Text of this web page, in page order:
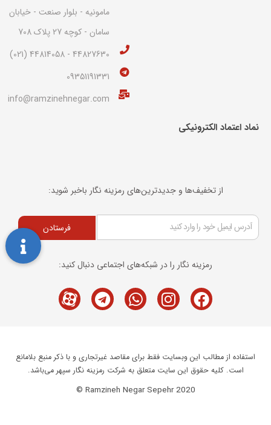
مامونیه - بلوار صنعت - خیابان
سامان - کوچه 27 پلاک 708
44827630 - 44814058 (021)
09351191331
info@ramzinehnegar.com
نماد اعتماد الکترونیکی​
از تخفیف‌ها و جدیدترین‌های رمزینه نگار باخبر شوید:
فرستادن
رمزینه نگار را در شبکه‌های اجتماعی دنبال کنید:
Facebook
Instagram
Whatsapp
Telegram
M-
icon-
استفاده از مطالب این وبسایت فقط برای مقاصد غیرتجاری و با ذکر منبع بلامانع
است. کلیه حقوق این سایت متعلق به شرکت رمزینه نگار سپهر می‌باشد.
Ramzineh Negar Sepehr 2020 ©